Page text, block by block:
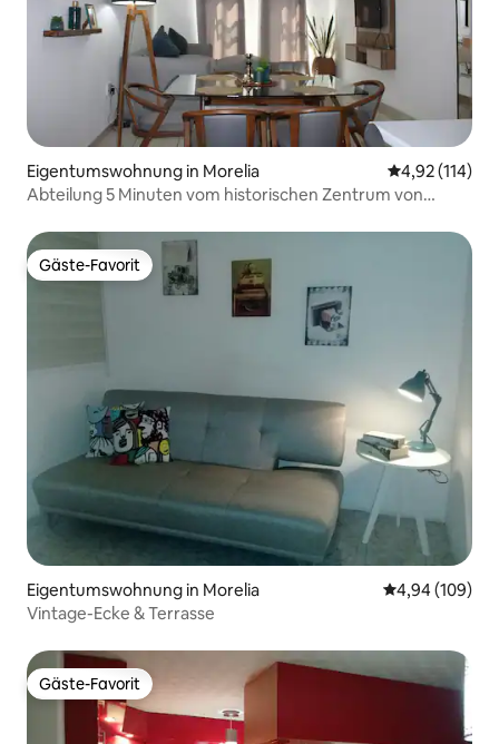
Eigentumswohnung in Morelia
4,92 (114)
Abteilung 5 Minuten vom historischen Zentrum von
Gäste-Favorit
Gäste-Favorit
Eigentumswohnung in Morelia
4,94 (109)
Vintage-Ecke & Terrasse
Gäste-Favorit
Gäste-Favorit